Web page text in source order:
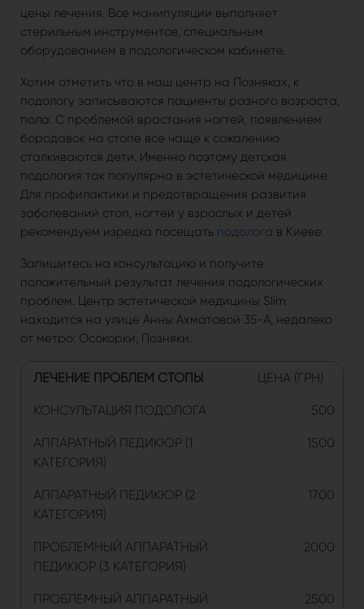
цены лечения. Все манипуляции выполняет
стерильным инструментов, специальным
оборудованием в подологическом кабинете.
Хотим отметить что в наш центр на Позняках, к
подологу записываются пациенты разного возраста,
пола. С проблемой врастания ногтей, появлением
бородавок на стопе все чаще к сожалению
сталкиваются дети. Именно поэтому детская
подология так популярна в эстетической медицине.
Для профилактики и предотвращения развития
заболеваний стоп, ногтей у взрослых и детей
рекомендуем изредка посещать подолога в Киеве.
Запишитесь на консультацию и получите
положительный результат лечения подологических
проблем. Центр эстетической медицины Slim
находится на улице Анны Ахматовой 35-А, недалеко
от метро: Осокорки, Позняки.
ЛЕЧЕНИЕ ПРОБЛЕМ СТОПЫ ЦЕНА (ГРН)
КОНСУЛЬТАЦИЯ ПОДОЛОГА 500
АППАРАТНЫЙ ПЕДИКЮР (1
КАТЕГОРИЯ)
1500
АППАРАТНЫЙ ПЕДИКЮР (2
КАТЕГОРИЯ)
1700
ПРОБЛЕМНЫЙ АППАРАТНЫЙ
ПЕДИКЮР (3 КАТЕГОРИЯ)
2000
ПРОБЛЕМНЫЙ АППАРАТНЫЙ
2500